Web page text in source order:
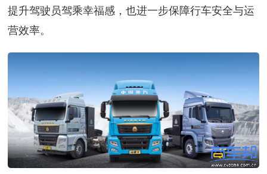
提升驾驶员驾乘幸福感，也进一步保障行车安全与运
营效率。